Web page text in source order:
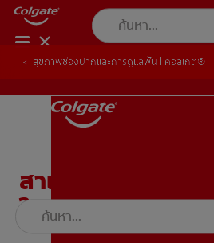
สุข
สุขภาพช่องปากและการดูแลฟัน | คอลเกต®
สาเหตุห้าประการ
ในเด็กที่คุณต้องปร